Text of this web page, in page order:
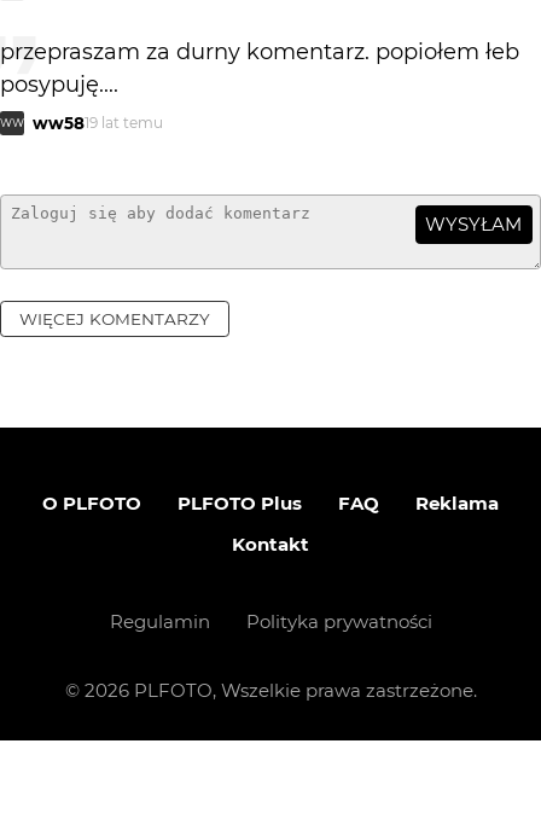
przepraszam za durny komentarz. popiołem łeb
posypuję....
WW ww5819 lat temu
WYSYŁAM
WIĘCEJ KOMENTARZY
O PLFOTO PLFOTO Plus FAQ
Reklama
Kontakt
Regulamin Polityka prywatności
© 2026PLFOTO, Wszelkie prawa zastrzeżone.